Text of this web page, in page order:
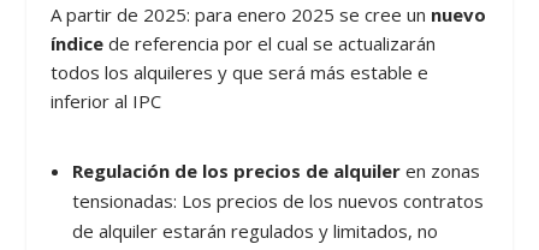
A partir de 2025: para enero 2025 se cree un nuevo
índice de referencia por el cual se actualizarán
todos los alquileres y que será más estable e
inferior al IPC
Regulación de los precios de alquiler en zonas
tensionadas: Los precios de los nuevos contratos
de alquiler estarán regulados y limitados, no